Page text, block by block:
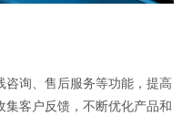
询、售后服务等功能，提高
客户反馈，不断优化产品和